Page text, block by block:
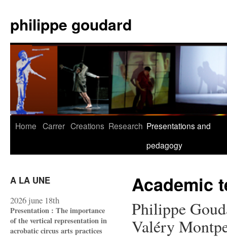
content
philippe goudard
Home Carrer Creations Research Presentations and
pedagogy
A LA UNE
2026 june 18th
Presentation : The importance
of the vertical representation in
acrobatic circus arts practices
Academic
Philippe
Valéry